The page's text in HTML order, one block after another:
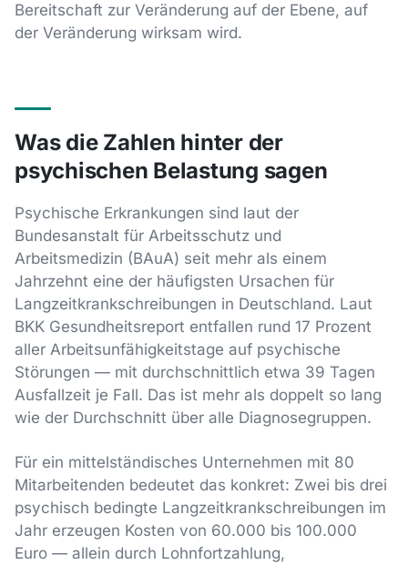
Bereitschaft zur Veränderung auf der Ebene, auf
der Veränderung wirksam wird.
Was die Zahlen hinter der
psychischen Belastung sagen
Psychische Erkrankungen sind laut der
Bundesanstalt für Arbeitsschutz und
Arbeitsmedizin (BAuA) seit mehr als einem
Jahrzehnt eine der häufigsten Ursachen für
Langzeitkrankschreibungen in Deutschland. Laut
BKK Gesundheitsreport entfallen rund 17 Prozent
aller Arbeitsunfähigkeitstage auf psychische
Störungen — mit durchschnittlich etwa 39 Tagen
Ausfallzeit je Fall. Das ist mehr als doppelt so lang
wie der Durchschnitt über alle Diagnosegruppen.
Für ein mittelständisches Unternehmen mit 80
Mitarbeitenden bedeutet das konkret: Zwei bis drei
psychisch bedingte Langzeitkrankschreibungen im
Jahr erzeugen Kosten von 60.000 bis 100.000
Euro — allein durch Lohnfortzahlung,